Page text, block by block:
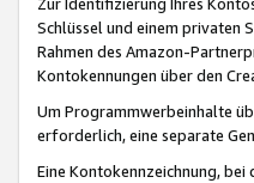
Schlüssel und einem privaten
Rahmen des Amazon-
Kontokennungen über den
Um Programmwerbeinhalte
erforderlich, eine separate
Eine Kontokennzeichnung,